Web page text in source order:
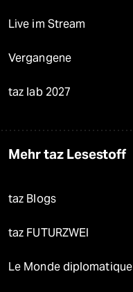
Live im Stream
Vergangene
taz lab 2027
Mehr taz Lesestoff
taz Blogs
taz FUTURZWEI
Le Monde diplomatique